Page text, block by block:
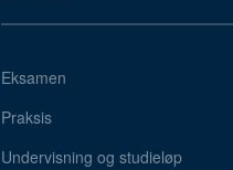
Eksamen
Praksis
Undervisning og studieløp